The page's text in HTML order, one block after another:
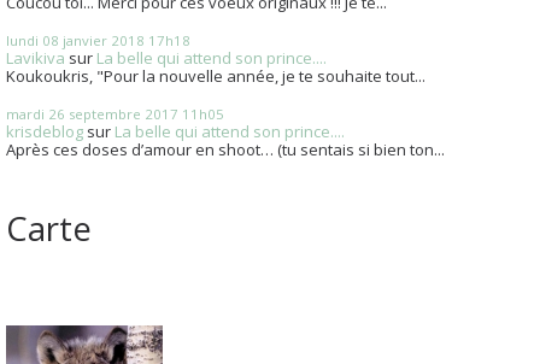
lundi 08 janvier 2018 17h18
Lavikiva sur La belle qui attend son prince....
Koukoukris, "Pour la nouvelle année, je te souhaite tout...
mardi 26 septembre 2017 11h05
krisdeblog sur La belle qui attend son prince....
Après ces doses d’amour en shoot… (tu sentais si bien ton...
Carte